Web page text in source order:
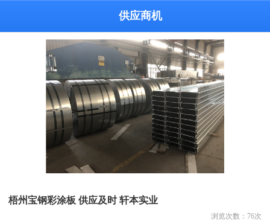
供应商机
梧州宝钢彩涂板 供应及时 轩本实业
浏览次数： 76次